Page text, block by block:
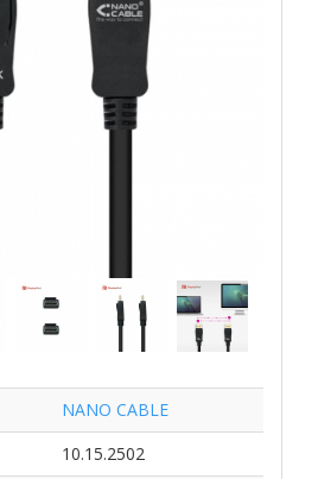
NANO CABLE
10.15.2502